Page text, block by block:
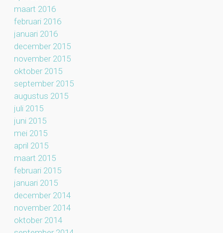
maart 2016
februari 2016
januari 2016
december 2015
november 2015
oktober 2015
september 2015
augustus 2015
juli 2015
juni 2015
mei 2015
april 2015
maart 2015
februari 2015
januari 2015
december 2014
november 2014
oktober 2014